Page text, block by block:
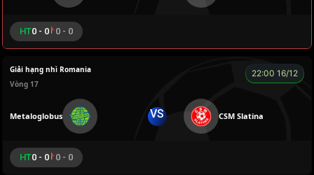
HT0 - 0 0 - 0
Giải hạng nhì Romania
Vòng 17
22:00 16/12
Metaloglobus VS CSM Slatina
HT0 - 0 0 - 0